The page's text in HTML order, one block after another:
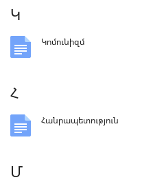
Կ
Կոմունիզմ
Հ
Հանրապետություն
Մ